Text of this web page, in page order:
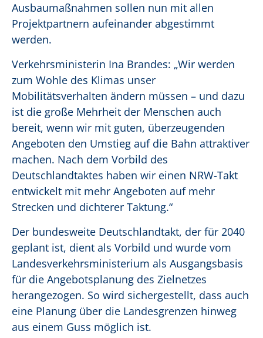
Ausbaumaßnahmen sollen nun mit allen
Projektpartnern aufeinander abgestimmt
werden.
Verkehrsministerin Ina Brandes: „Wir werden
zum Wohle des Klimas unser
Mobilitätsverhalten ändern müssen – und dazu
ist die große Mehrheit der Menschen auch
bereit, wenn wir mit guten, überzeugenden
Angeboten den Umstieg auf die Bahn attraktiver
machen. Nach dem Vorbild des
Deutschlandtaktes haben wir einen NRW-Takt
entwickelt mit mehr Angeboten auf mehr
Strecken und dichterer Taktung.“
Der bundesweite Deutschlandtakt, der für 2040
geplant ist, dient als Vorbild und wurde vom
Landesverkehrsministerium als Ausgangsbasis
für die Angebotsplanung des Zielnetzes
herangezogen. So wird sichergestellt, dass auch
eine Planung über die Landesgrenzen hinweg
aus einem Guss möglich ist.